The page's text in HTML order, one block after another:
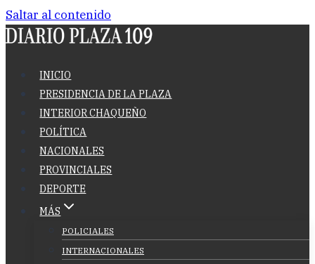
Saltar al contenido
INICIO
PRESIDENCIA DE LA PLAZA
INTERIOR CHAQUEÑO
POLÍTICA
NACIONALES
PROVINCIALES
DEPORTE
MÁS
POLICIALES
INTERNACIONALES